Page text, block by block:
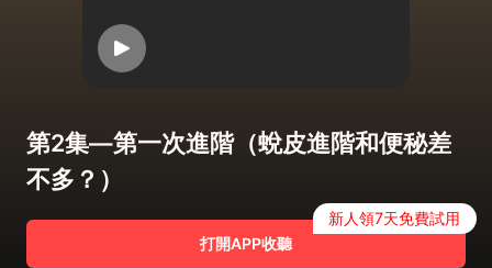
第2集—第一次進階（蛻皮進階和便秘差
不多？）
打開APP收聽
新人領7天免費試用